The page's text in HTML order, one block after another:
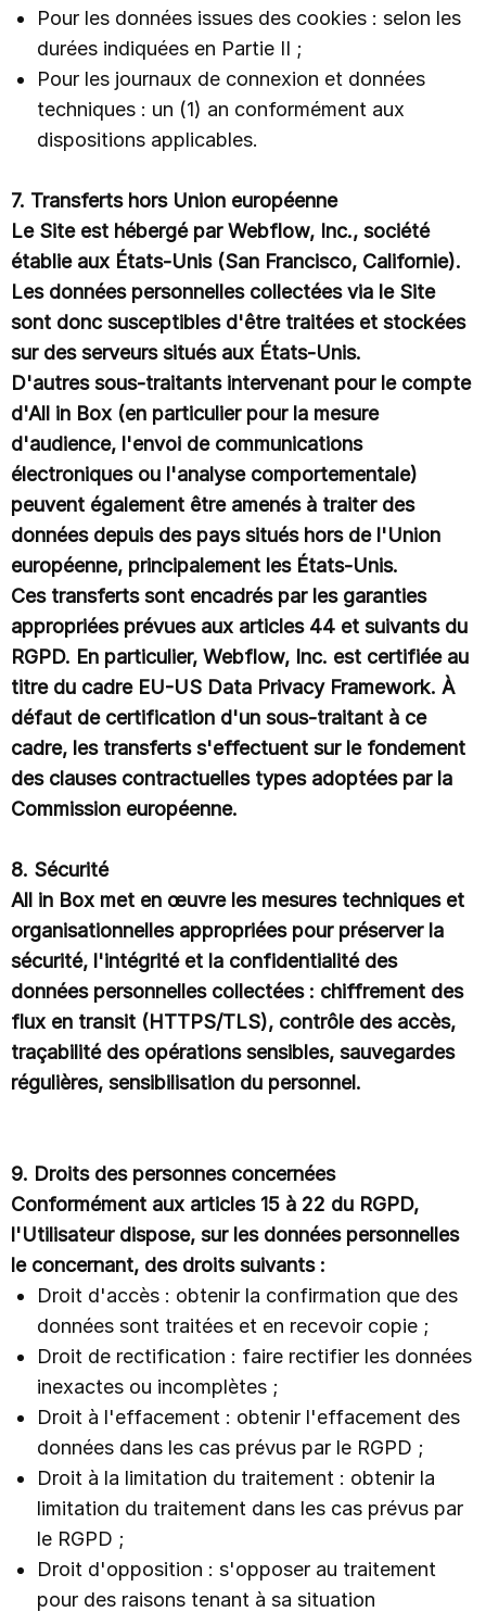
Pour les données issues des cookies : selon les
durées indiquées en Partie II ;
Pour les journaux de connexion et données
techniques : un (1) an conformément aux
dispositions applicables.
7. Transferts hors Union européenne
Le Site est hébergé par Webflow, Inc., société
établie aux États-Unis (San Francisco, Californie).
Les données personnelles collectées via le Site
sont donc susceptibles d'être traitées et stockées
sur des serveurs situés aux États-Unis.
D'autres sous-traitants intervenant pour le compte
d'All in Box (en particulier pour la mesure
d'audience, l'envoi de communications
électroniques ou l'analyse comportementale)
peuvent également être amenés à traiter des
données depuis des pays situés hors de l'Union
européenne, principalement les États-Unis.
Ces transferts sont encadrés par les garanties
appropriées prévues aux articles 44 et suivants du
RGPD. En particulier, Webflow, Inc. est certifiée au
titre du cadre EU-US Data Privacy Framework. À
défaut de certification d'un sous-traitant à ce
cadre, les transferts s'effectuent sur le fondement
des clauses contractuelles types adoptées par la
Commission européenne.
8. Sécurité
All in Box met en œuvre les mesures techniques et
organisationnelles appropriées pour préserver la
sécurité, l'intégrité et la confidentialité des
données personnelles collectées : chiffrement des
flux en transit (HTTPS/TLS), contrôle des accès,
traçabilité des opérations sensibles, sauvegardes
régulières, sensibilisation du personnel.
9. Droits des personnes concernées
Conformément aux articles 15 à 22 du RGPD,
l'Utilisateur dispose, sur les données personnelles
le concernant, des droits suivants :
Droit d'accès : obtenir la confirmation que des
données sont traitées et en recevoir copie ;
Droit de rectification : faire rectifier les données
inexactes ou incomplètes ;
Droit à l'effacement : obtenir l'effacement des
données dans les cas prévus par le RGPD ;
Droit à la limitation du traitement : obtenir la
limitation du traitement dans les cas prévus par
le RGPD ;
Droit d'opposition : s'opposer au traitement
pour des raisons tenant à sa situation